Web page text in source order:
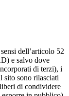
dell’articolo 52
e salvo dove
di terzi), i
sito sono rilasciati
di condividere